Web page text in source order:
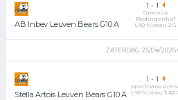
AB Inbev Leuven Bears G10 A
1 - 1
Campus
Redingenhof
U10 Niveau 3 G
ZATERDAG 25/04/2026
Stella Artois Leuven Bears G10 A
1 - 1
Sportoase
U10 Niveau 3 R2